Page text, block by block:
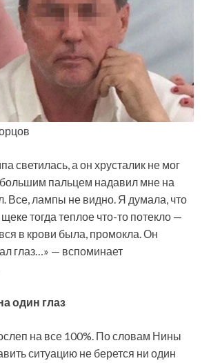
светилась, а он хрусталик не мог
большим пальцем надавил мне на
Все, лампы не видно. Я думала, что
тогда теплое что-то потекло —
в крови была, промокла. Он
глаз…» — вспоминает
один глаз
на все 100%. По словам Нины
ситуацию не берется ни один